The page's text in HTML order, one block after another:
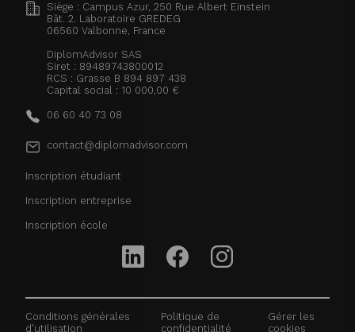
Siège : Campus Azur, 250 Rue Albert Einstein
Bât. 2. Laboratoire GREDEG
06560 Valbonne, France
DiplomAdvisor SAS
Siret : 89489743800012
RCS : Grasse B 894 897 438
Capital social : 10 000,00 €
06 60 40 73 08
contact@diplomadvisor.com
Inscription étudiant
Inscription entreprise
Inscription école
Conditions générales
d'utilisation
Politique de
confidentialité
Gérer les
cookies